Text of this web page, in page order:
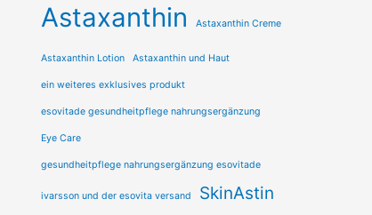
Astaxanthin Astaxanthin Creme
Astaxanthin Lotion Astaxanthin und Haut
ein weiteres exklusives produkt
esovitade gesundheitpflege nahrungsergänzung
Eye Care
gesundheitpflege nahrungsergänzung esovitade
ivarsson und der esovita versand SkinAstin